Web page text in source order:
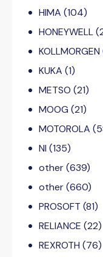
HIMA (104)
HONEYWELL
KOLLMORGEN
KUKA (1)
METSO (21)
MOOG (21)
MOTOROLA
NI (135)
other(639)
other(660)
PROSOFT (81)
RELIANCE (22)
REXROTH (76)